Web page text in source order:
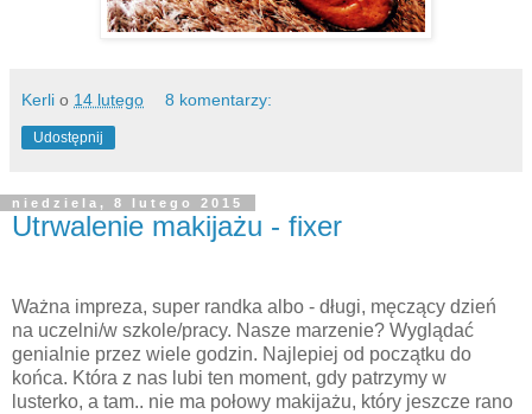
Kerli o 14 lutego 8 komentarzy:
Udostępnij
niedziela, 8 lutego 2015
Utrwalenie makijażu - fixer
Ważna impreza, super randka albo - długi, męczący dzień
na uczelni/w szkole/pracy. Nasze marzenie? Wyglądać
genialnie przez wiele godzin. Najlepiej od początku do
końca. Która z nas lubi ten moment, gdy patrzymy w
lusterko, a tam.. nie ma połowy makijażu, który jeszcze rano